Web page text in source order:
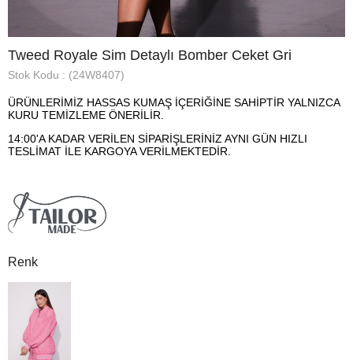
Tweed Royale Sim Detaylı Bomber Ceket Gri
Stok Kodu (24W8407)
ÜRÜNLERİMİZ HASSAS KUMAŞ İÇERİĞİNE SAHİPTİR YALNIZCA
KURU TEMİZLEME ÖNERİLİR.
14:00'A KADAR VERİLEN SİPARİŞLERİNİZ AYNI GÜN HIZLI
TESLİMAT İLE KARGOYA VERİLMEKTEDİR.
Renk